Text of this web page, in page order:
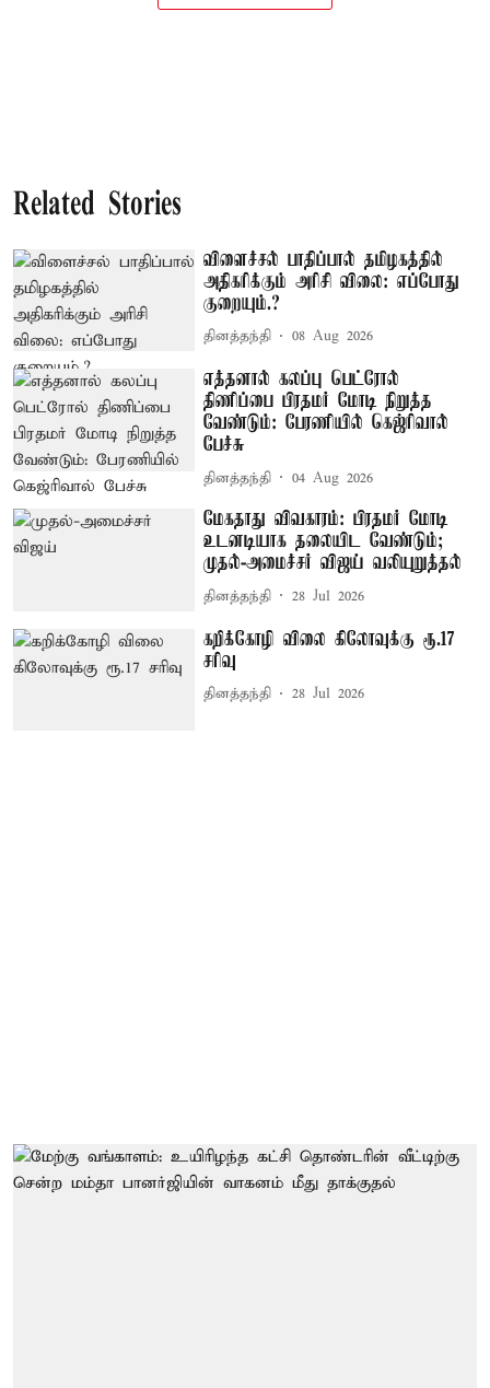
Related Stories
விளைச்சல் பாதிப்பால் தமிழகத்தில்
அதிகரிக்கும் அரிசி விலை: எப்போது
குறையும்.?
தினத்தந்தி 08 Aug 2026
எத்தனால் கலப்பு பெட்ரோல்
திணிப்பை பிரதமர் மோடி நிறுத்த
வேண்டும்: பேரணியில் கெஜ்ரிவால்
பேச்சு
தினத்தந்தி 04 Aug 2026
மேகதாது விவகாரம்: பிரதமர் மோடி
உடனடியாக தலையிட வேண்டும்;
முதல்-அமைச்சர் விஜய் வலியுறுத்தல்
தினத்தந்தி 28 Jul 2026
கறிக்கோழி விலை கிலோவுக்கு ரூ.17
சரிவு
தினத்தந்தி 28 Jul 2026